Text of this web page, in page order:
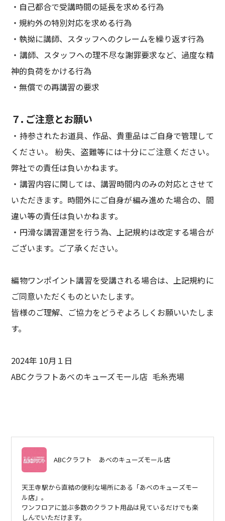
・自己都合で受講時間の延長を求める行為
・規約外の特別対応を求める行為
・執拗に講師、スタッフへのクレームを繰り返す行為
・講師、スタッフへの理不尽な謝罪要求など、過度な精
神的負荷をかける行為
・無償での再講習の要求
７. ご注意とお願い
・持参されたお道具、作品、貴重品はご自身で管理して
ください。 紛失、盗難等には十分にご注意ください。
弊社での責任は負いかねます。
・講習内容に関しては、講習時間内のみの対応とさせて
いただきます。時間外にご自身が編み進めた場合の、間
違い等の責任は負いかねます。
・円滑な講習運営を行う為、上記規約は改定する場合が
ございます。ご了承ください。
編物ワンポイント講習を受講される場合は、上記規約に
ご同意いただくものといたします。
皆様のご理解、ご協力をどうぞよろしくお願いいたしま
す。
2024年 10月１日
ABCクラフトあべのキューズモール店 毛糸売場
ABCクラフト あべのキューズモール店
天王寺駅から直結の便利な場所にある「あべのキューズモー
ル店」。
ワンフロアに並ぶ多数のクラフト用品は見ているだけでも楽
しんでいただけます。